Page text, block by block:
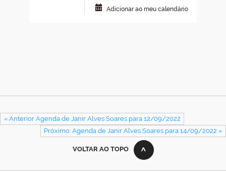
Adicionar ao meu calendário
« Anterior Agenda de Janir Alves Soares para 12/09/2022
Próximo: Agenda de Janir Alves Soares para 14/09/2022 »
VOLTAR AO TOPO